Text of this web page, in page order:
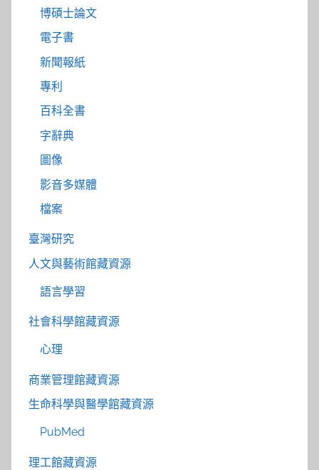
博碩士論文
電子書
新聞報紙
專利
百科全書
字辭典
圖像
影音多媒體
檔案
臺灣研究
人文與藝術館藏資源
語言學習
社會科學館藏資源
心理
商業管理館藏資源
生命科學與醫學館藏資源
PubMed
理工館藏資源